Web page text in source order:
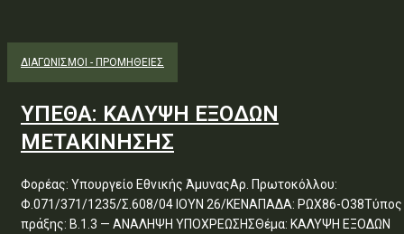
ΔΙΑΓΩΝΙΣΜΟΊ - ΠΡΟΜΉΘΕΙΕΣ
ΥΠΕΘΑ: ΚΑΛΥΨΗ ΕΞΟΔΩΝ
ΜΕΤΑΚΙΝΗΣΗΣ
Φορέας: Υπουργείο Εθνικής ΆμυναςΑρ. Πρωτοκόλλου:
Φ.071/371/1235/Σ.608/04 ΙΟΥΝ 26/ΚΕΝΑΠΑΔΑ: ΡΩΧ86-Ο38Τύπος
πράξης: Β.1.3 — ΑΝΑΛΗΨΗ ΥΠΟΧΡΕΩΣΗΣΘέμα: ΚΑΛΥΨΗ ΕΞΟΔΩΝ